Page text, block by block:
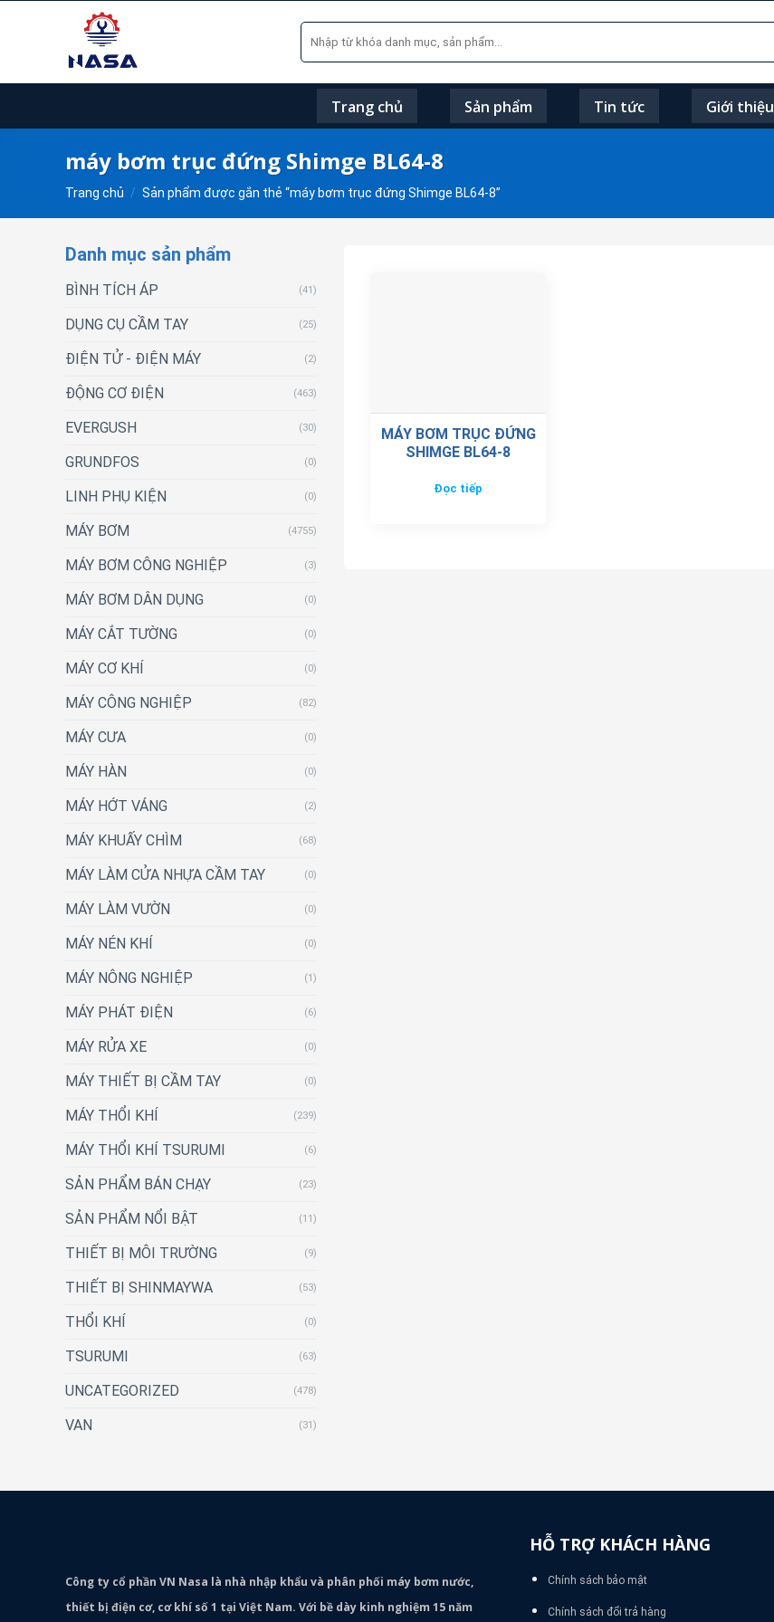
Tìm
kiếm:
Trang chủ Sản phẩm Tin tức Giới thiệu
máy bơm trục đứng Shimge BL64-8
Trang chủ / Sản phẩm được gắn thẻ “máy bơm trục đứng Shimge BL64-8”
Danh mục sản phẩm
BÌNH TÍCH ÁP (41)
DỤNG CỤ CẦM TAY (25)
ĐIỆN TỬ - ĐIỆN MÁY (2)
ĐỘNG CƠ ĐIỆN (463)
EVERGUSH (30)
GRUNDFOS (0)
LINH PHỤ KIỆN (0)
MÁY BƠM (4755)
MÁY BƠM CÔNG NGHIỆP (3)
MÁY BƠM DÂN DỤNG (0)
MÁY CẮT TƯỜNG (0)
MÁY CƠ KHÍ (0)
MÁY CÔNG NGHIỆP (82)
MÁY CƯA (0)
MÁY HÀN (0)
MÁY HỚT VÁNG (2)
MÁY KHUẤY CHÌM (68)
MÁY LÀM CỬA NHỰA CẦM TAY (0)
MÁY LÀM VƯỜN (0)
MÁY NÉN KHÍ (0)
MÁY NÔNG NGHIỆP (1)
MÁY PHÁT ĐIỆN (6)
MÁY RỬA XE (0)
MÁY THIẾT BỊ CẦM TAY (0)
MÁY THỔI KHÍ (239)
MÁY THỔI KHÍ TSURUMI (6)
SẢN PHẨM BÁN CHẠY (23)
SẢN PHẨM NỔI BẬT (11)
THIẾT BỊ MÔI TRƯỜNG (9)
THIẾT BỊ SHINMAYWA (53)
THỔI KHÍ (0)
TSURUMI (63)
UNCATEGORIZED (478)
VAN (31)
MÁY BƠM TRỤC ĐỨNG
SHIMGE BL64-8
Đọc tiếp
Công ty cổ phần VN Nasa là nhà nhập khẩu và phân phối máy bơm nước,
thiết bị điện cơ, cơ khí số 1 tại Việt Nam. Với bề dày kinh nghiệm 15 năm
HỖ TRỢ KHÁCH HÀNG
Chính sách bảo mật
Chính sách đổi trả hàng